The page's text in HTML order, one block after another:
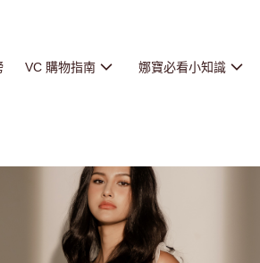
VC 購物指南 娜寶必看小知識